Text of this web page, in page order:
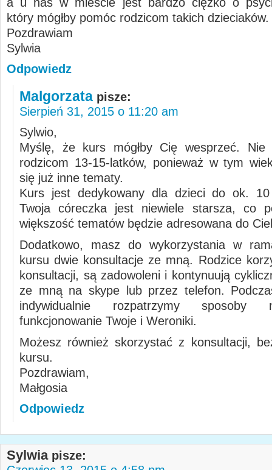
a u nas w mieście jest bardzo ciężko o
który mógłby pomóc rodzicom takich dzieciaków.
Pozdrawiam
Sylwia
Odpowiedz
Malgorzata pisze:
Sierpień 31, 2015 o 11:20 am
Sylwio,
Myślę, że kurs mógłby Cię wesprzeć. Nie
rodzicom 13-15-latków, ponieważ w tym
się już inne tematy.
Kurs jest dedykowany dla dzieci do ok.
Twoja córeczka jest niewiele starsza, co
większość tematów będzie adresowana do
Dodatkowo, masz do wykorzystania w
kursu dwie konsultacje ze mną. Rodzice
konsultacji, są zadowoleni i kontynuują
ze mną na skype lub przez telefon.
indywidualnie rozpatrzymy sposoby
funkcjonowanie Twoje i Weroniki.
Możesz również skorzystać z konsultacji,
kursu.
Pozdrawiam,
Małgosia
Odpowiedz
Sylwia pisze: